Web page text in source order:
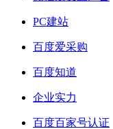
PC建站
百度爱采购
百度知道
企业实力
百度百家号认证